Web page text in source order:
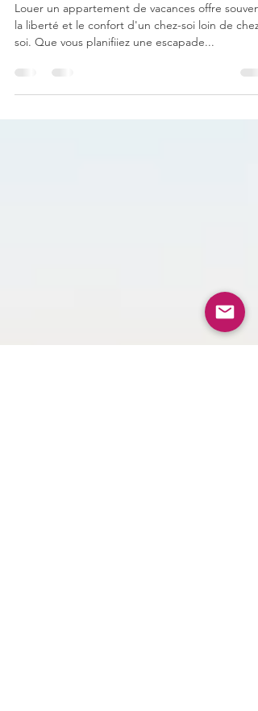
Conseils pour la Location d'un
Appartement de Vacances
Louer un appartement de vacances offre souvent